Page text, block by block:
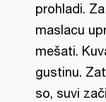
prohladi.
maslacu
mešati.
gustinu.
so, suvi